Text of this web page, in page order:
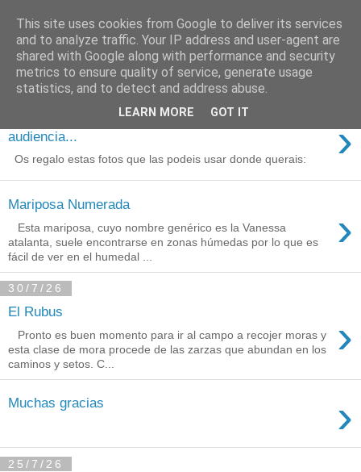
Está de pinga
3/8/26
Agradecimientos a Ares por su
audiencia...
›
Os regalo estas fotos que las podeis usar donde querais:
Mariposa Numerada ›
Esta mariposa, cuyo nombre genérico es la Vanessa
atalanta, suele encontrarse en zonas húmedas por lo que es
fácil de ver en el humedal ...
30/7/26
El Rubus ›
Pronto es buen momento para ir al campo a recojer moras y
esta clase de mora procede de las zarzas que abundan en los
caminos y setos. C...
Muchas gracias ›
25/7/26
This site uses cookies from Google to deliver its services
and to analyze traffic. Your IP address and user-agent are
shared with Google along with performance and security
metrics to ensure quality of service, generate usage
statistics, and to detect and address abuse.
LEARN MORE GOT IT